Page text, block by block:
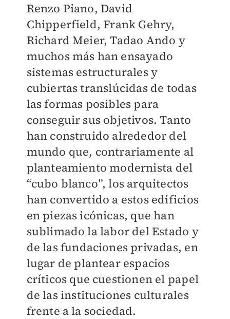
Renzo Piano, David
Chipperfield, Frank Gehry,
Richard Meier, Tadao Ando y
muchos más han ensayado
sistemas estructurales y
cubiertas translúcidas de todas
las formas posibles para
conseguir sus objetivos. Tanto
han construido alrededor del
mundo que, contrariamente al
planteamiento modernista del
“cubo blanco”, los arquitectos
han convertido a estos edificios
en piezas icónicas, que han
sublimado la labor del Estado y
de las fundaciones privadas, en
lugar de plantear espacios
críticos que cuestionen el papel
de las instituciones culturales
frente a la sociedad.